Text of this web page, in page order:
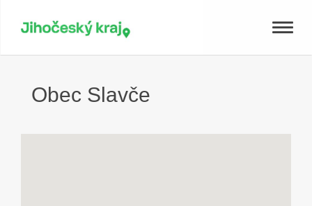
Toggle
Obec Slavče